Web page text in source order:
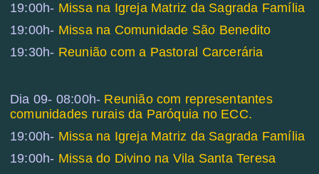
19:00h- Missa na Igreja Matriz da Sagrada Família
19:00h- Missa na Comunidade São Benedito
19:30h- Reunião com a Pastoral Carcerária
Dia 09- 08:00h- Reunião com representantes
comunidades rurais da Paróquia no ECC.
19:00h- Missa na Igreja Matriz da Sagrada Família
19:00h- Missa do Divino na Vila Santa Teresa